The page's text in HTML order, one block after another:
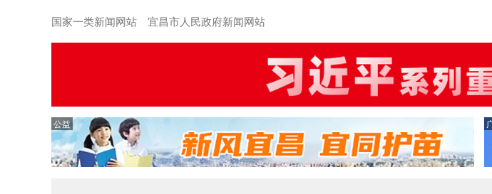
国家一类新闻网站 宜昌市人民政府新闻网站
公益